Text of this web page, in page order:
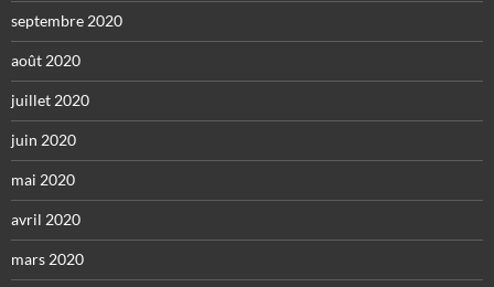
septembre 2020
août 2020
juillet 2020
juin 2020
mai 2020
avril 2020
mars 2020